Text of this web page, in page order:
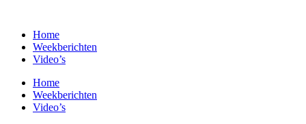
inhoud
Home
Weekberichten
Video’s
Home
Weekberichten
Video’s